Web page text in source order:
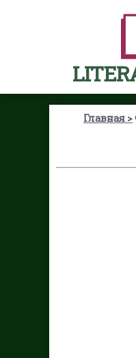
Главная